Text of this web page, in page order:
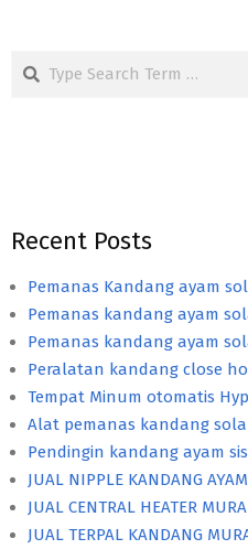
Search
Recent Posts
Pemanas Kandang ayam
Pemanas kandang ayam
Pemanas kandang ayam
Peralatan kandang close
Tempat Minum otomatis
Alat pemanas kandang
Pendingin kandang ayam
JUAL NIPPLE KANDANG
JUAL CENTRAL HEATER
JUAL TERPAL KANDANG